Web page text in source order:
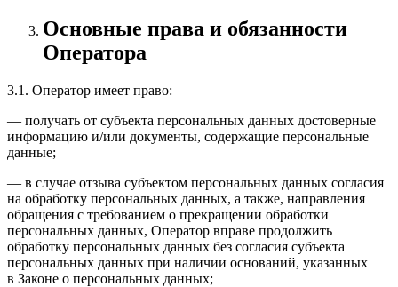
Основные права и обязанности
Оператора
3.1. Оператор имеет право:
— получать от субъекта персональных данных достоверные
информацию и/или документы, содержащие персональные
данные;
— в случае отзыва субъектом персональных данных согласия
на обработку персональных данных, а также, направления
обращения с требованием о прекращении обработки
персональных данных, Оператор вправе продолжить
обработку персональных данных без согласия субъекта
персональных данных при наличии оснований, указанных
в Законе о персональных данных;